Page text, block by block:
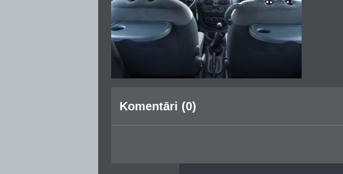
Komentāri (0)